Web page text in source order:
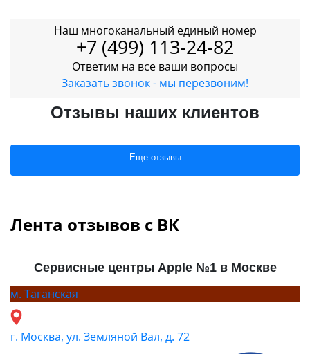
Наш многоканальный единый номер
+7 (499) 113-24-82
Ответим на все ваши вопросы
Заказать звонок - мы перезвоним!
Отзывы наших клиентов
Еще отзывы
Лента отзывов с ВК
Сервисные центры Apple №1 в Москве
м. Таганская
г. Москва, ул. Земляной Вал, д. 72